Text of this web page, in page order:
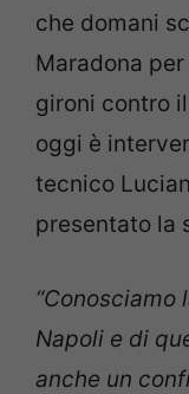
che domani
Maradona
gironi contro
oggi è
tecnico
presentato la
Napoli e di
anche un